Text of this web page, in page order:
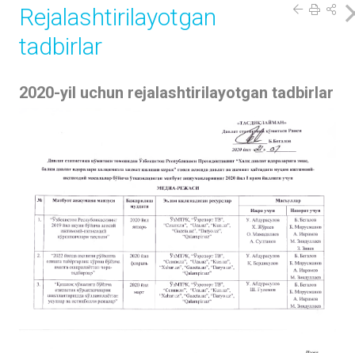
Rejalashtirilayotgan
tadbirlar
2020-yil uchun rejalashtirilayotgan tadbirlar